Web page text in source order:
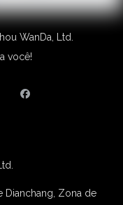
WanDa, Ltd.
você!
Dianchang, Zona de